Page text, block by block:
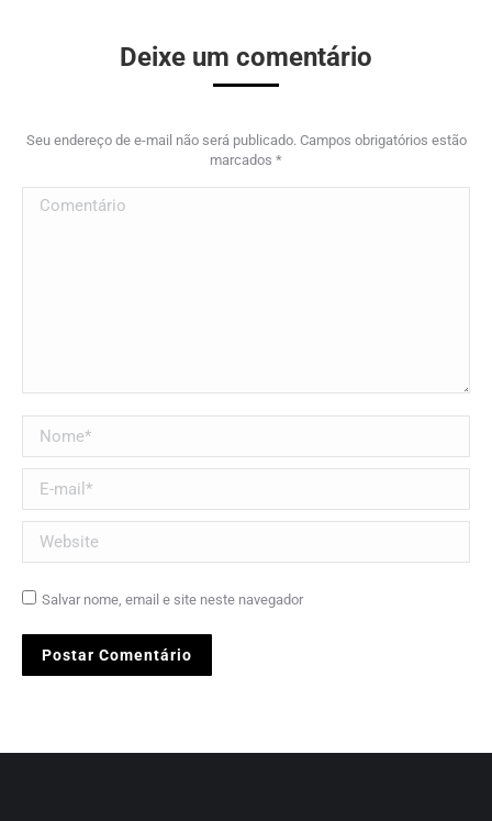
Deixe um comentário
Seu endereço de e-mail não será publicado. Campos obrigatórios estão
marcados *
Comentário
Nome *
E-mail *
Website
Salvar nome, email e site neste navegador
Postar Comentário